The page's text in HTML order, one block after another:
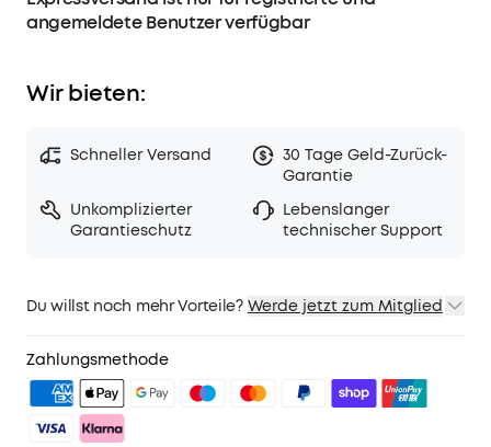
weißem Rauschen entspannen.
angemeldete Benutzer verfügbar
Wir bieten:
Schneller Versand
30 Tage Geld-Zurück-
Garantie
Unkomplizierter
Garantieschutz
Lebenslanger
technischer Support
Du willst noch mehr Vorteile? Werde jetzt zum Mitglied
2. Mitglieder-Preise für ausgewähte Produkte
3. Geburtstagsgeschenk
4. Weitere Vorteile mit soundcoreCredits
Mehr erfahren
Zahlungsmethode